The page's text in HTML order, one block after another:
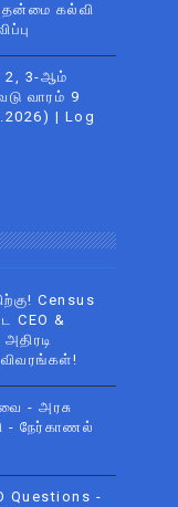
கல்வி
2, 3-ஆம்
வாரம் 9
| Log
Census
CEO &
விவரங்கள்!
- அரசு
- நேர்காணல்
Questions -